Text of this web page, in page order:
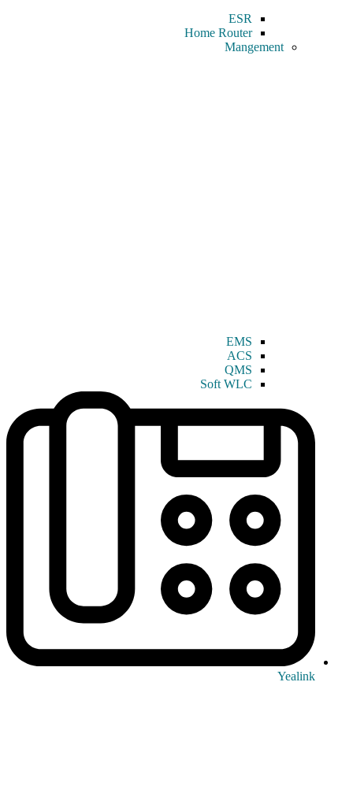
ESR
Home Router
Mangement
EMS
ACS
QMS
Soft WLC
Yealink